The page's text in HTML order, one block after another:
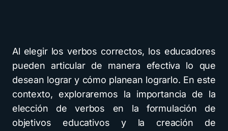
Al elegir los verbos correctos, los educadores
pueden articular de manera efectiva lo que
desean lograr y cómo planean lograrlo. En este
contexto, exploraremos la importancia de la
elección de verbos en la formulación de
objetivos educativos y la creación de